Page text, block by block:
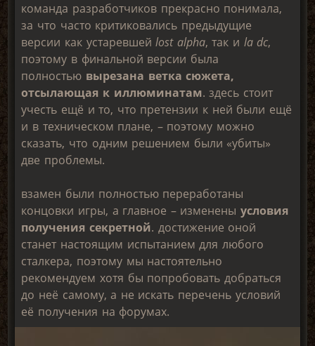
команда разработчиков прекрасно понимала,
за что часто критиковались предыдущие
версии как устаревшейlost alpha, так и la dc,
поэтому в финальной версии была
полностью вырезана ветка сюжета,
отсылающая к иллюминатам. здесь стоит
учесть ещё и то, что претензии к ней были ещё
и в техническом плане, – поэтому можно
сказать, что одним решением были «убиты»
две проблемы.
взамен были полностью переработаны
концовки игры, а главное – измененыусловия
получения секретной. достижение оной
станет настоящим испытанием для любого
сталкера, поэтому мы настоятельно
рекомендуем хотя бы попробовать добраться
до неё самому, а не искать перечень условий
её получения на форумах.